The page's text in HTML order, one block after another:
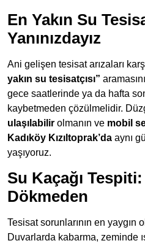
En Yakın Su
Yanınızdayız
Ani gelişen tesisat arızaları
yakın su tesisatçısı”
gece saatlerinde ya da hafta
kaybetmeden çözülmelidir.
ulaşılabilir olmanın ve mobil
Kadıköy Kızıltoprak’da aynı
yaşıyoruz.
Su Kaçağı
Dökmeden
Tesisat sorunlarının en yaygın
Duvarlarda kabarma, zeminde